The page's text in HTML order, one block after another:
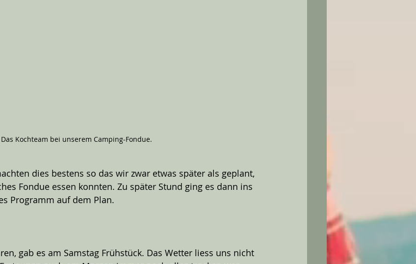
Das Kochteam bei unserem Camping-Fondue.
dies bestens so das wir zwar etwas später als geplant,
Fondue essen konnten. Zu später Stund ging es dann ins
Programm auf dem Plan.
gab es am Samstag Frühstück. Das Wetter liess uns nicht